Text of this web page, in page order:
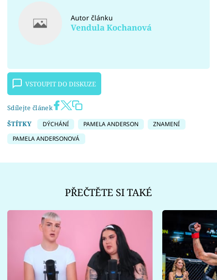
Autor článku
Vendula Kochanová
VSTOUPIT DO DISKUZE
Sdílejte článek
ŠTÍTKY
DÝCHÁNÍ PAMELA ANDERSON
ZNAMENÍ
PAMELA ANDERSONOVÁ
PŘEČTĚTE SI TAKÉ